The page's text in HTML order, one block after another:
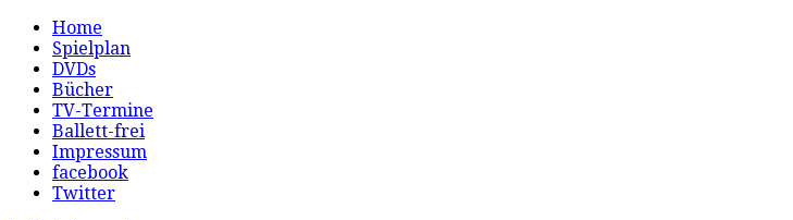
Home
Spielplan
DVDs
Bücher
TV-Termine
Ballett-frei
Impressum
facebook
Twitter